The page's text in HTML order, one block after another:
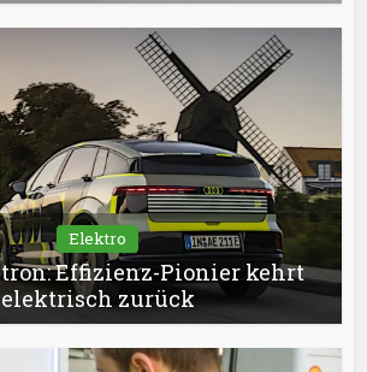
Elektro
tron: Effizienz-Pionier kehrt
elektrisch zurück